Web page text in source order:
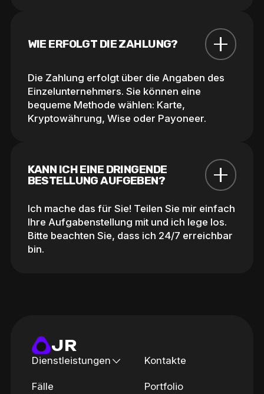
WIE ERFOLGT DIE ZAHLUNG?
Die Zahlung erfolgt über die Angaben des
Einzelunternehmers. Sie können eine
bequeme Methode wählen: Karte,
Kryptowährung, Wise oder Payoneer.
KANN ICH EINE DRINGENDE
BESTELLUNG AUFGEBEN?
Ich mache das für Sie! Teilen Sie mir einfach
Ihre Aufgabenstellung mit und ich lege los.
Bitte beachten Sie, dass ich 24/7 erreichbar
bin.
JR
Dienstleistungen
Fälle Portfolio
Kontakte